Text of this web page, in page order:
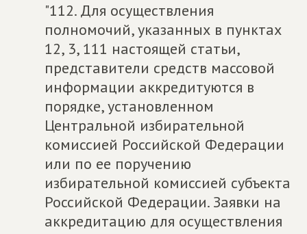
"112. Для осуществления
полномочий, указанных в пунктах
12, 3, 111 настоящей статьи,
представители средств массовой
информации аккредитуются в
порядке, установленном
Центральной избирательной
комиссией Российской Федерации
или по ее поручению
избирательной комиссией субъекта
Российской Федерации. Заявки на
аккредитацию для осуществления